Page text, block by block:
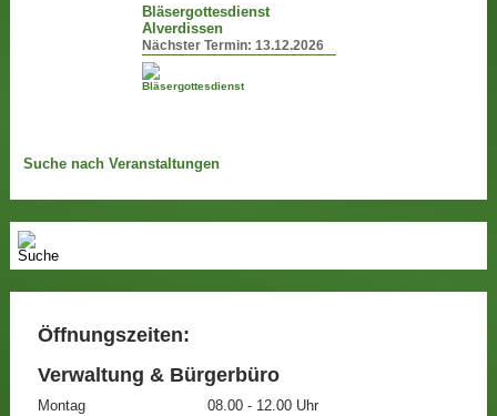
Bläsergottesdienst
Alverdissen
Nächster Termin:13.12.2026
Suche nach Veranstaltungen
Öffnungszeiten:
Verwaltung & Bürgerbüro
Montag
08.00 - 12.00 Uhr